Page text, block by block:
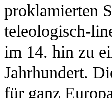
proklamierten
teleologisch-
im 14. hin zu
Jahrhundert.
für ganz